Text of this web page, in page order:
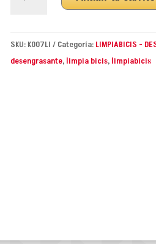
SKU: K007LI Categoría: LIMPIABICIS -
desengrasante, limpia bicis, limpiabicis